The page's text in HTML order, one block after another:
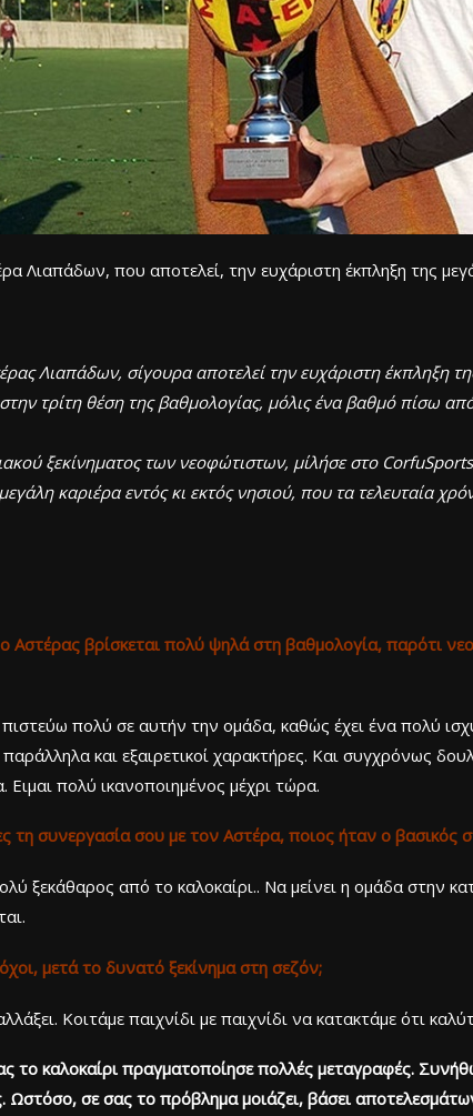
Λιαπάδων, που αποτελεί, την ευχάριστη έκπληξη της
Λιαπάδων, σίγουρα αποτελεί την ευχάριστη
τρίτη θέση της βαθμολογίας, μόλις ένα βαθμό πίσω
ξεκίνηματος των νεοφώτιστων, μίλήσε στο
καριέρα εντός κι εκτός νησιού, που τα τελευταία
Αστέρας βρίσκεται πολύ ψηλά στη βαθμολογία, παρότι
πολύ σε αυτήν την ομάδα, καθώς έχει ένα πολύ
παράλληλα και εξαιρετικοί χαρακτήρες. Και συγχρόνως
πολύ ικανοποιημένος μέχρι τώρα.
τη συνεργασία σου με τον Αστέρα, ποιος ήταν ο βασικός
ξεκάθαρος από το καλοκαίρι.. Να μείνει η ομάδα στην
μετά το δυνατό ξεκίνημα στη σεζόν;
Κοιτάμε παιχνίδι με παιχνίδι να κατακτάμε ότι
το καλοκαίρι πραγματοποίησε πολλές μεταγραφές.
Ωστόσο, σε σας το πρόβλημα μοιάζει, βάσει